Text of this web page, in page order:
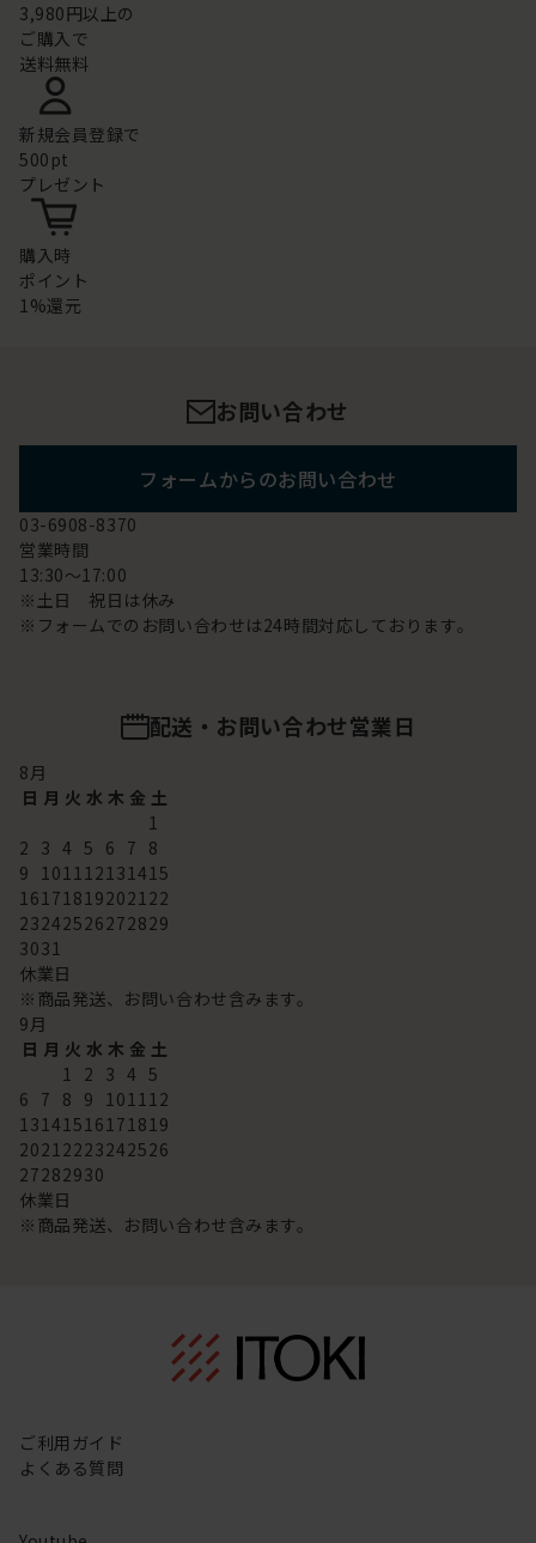
3,980円以上の
ご購入で
送料無料
新規会員登録で
500pt
プレゼント
購入時
ポイント
1%還元
お問い合わせ
フォームからのお問い合わせ
03-6908-8370
営業時間
13:30～17:00
※土日 祝日は休み
※フォームでのお問い合わせは24時間対応しております。
配送・お問い合わせ営業日
8月
日 月 火 水 木 金 土
1
2 3 4 5 6 7 8
9 101112131415
16171819202122
23242526272829
3031
休業日
※商品発送、お問い合わせ含みます。
9月
日 月 火 水 木 金 土
1 2 3 4 5
6 7 8 9 101112
13141516171819
20212223242526
27282930
休業日
※商品発送、お問い合わせ含みます。
ご利用ガイド
よくある質問